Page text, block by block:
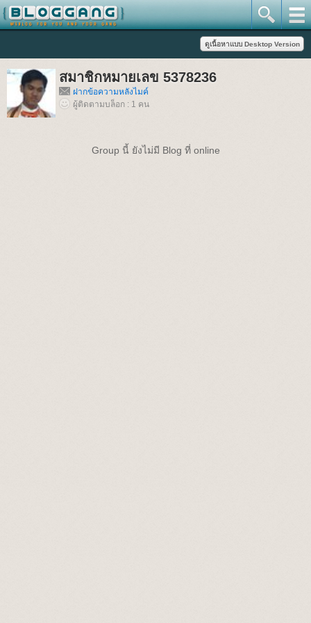
สมาชิกหมายเลข 5378236
ฝากข้อความหลังไมค์
ผู้ติดตามบล็อก : 1 คน
Group นี้ ยังไม่มี Blog ที่ online